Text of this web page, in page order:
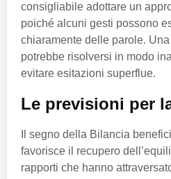
consigliabile adottare un
poiché alcuni gesti possono
chiaramente delle parole.
potrebbe risolversi in modo
evitare esitazioni superflue.
Le previsioni per
Il segno della Bilancia
favorisce il recupero
rapporti che hanno